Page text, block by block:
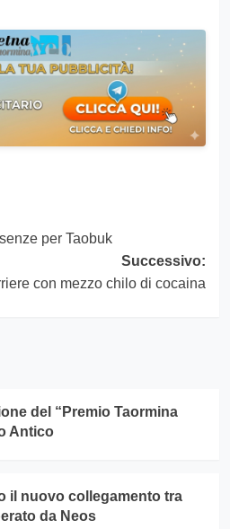
per Taobuk
Successivo:
con mezzo chilo di cocaina
del “Premio Taormina
Antico
il nuovo collegamento tra
da Neos